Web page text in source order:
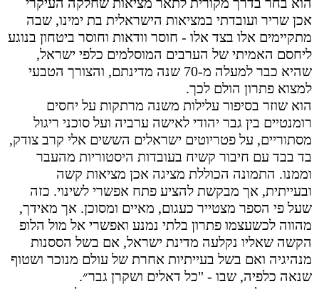
אכן שריר ועובדתי במציאות הישראלית בת ימינו, שבה
מתקיימים אלו בצד אלו - חוסר וודאות וחוסר ביטחון בנוגע
ליחסם האמיתי של הערבים המוסלמים כלפי ישראל,
שהיא כבר למעלה מ-70 שנה מדינתם, והצורך הטבעי
למצוא פתרון הולם לכך.
הוא שוזר בסיפור עלילות משנה מרתקות על יחסים
רומנטיים בין גבר יהודי לאישה ערביה ועל סוכני ריגול
מסתוריים, על פטריוטים ישראלים הששים אלי קרב צודק,
בד בבד עם חיבור קשיח בעובדות היסטוריות מהעבר
וממנו. התמונה הכוללת מציגה אכן מציאות קשה
ובעייתית, אך מבקשת להציע פתח אפשרי לשינוי. כזה
שעל פי הספר מצטייר כעגום, מאיים ומסוכן. אך מאידך,
מהווה לכשעצמו פתרון בלתי נמנע ואפשרי אל מול הלופ
הקשה שאליו נקלעה מדינת ישראל, אם בשל הססנות
מנהיגיה ואם בשל בעייתיות אחרת של עולם מנוכר ושטוף
שנאה כלפיה, שבו - "כל דאלים ושקרן גבר״.